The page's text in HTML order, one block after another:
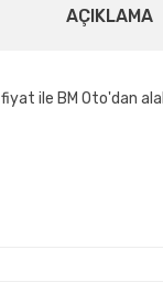
AÇIKLAMA
ile BM Oto'dan